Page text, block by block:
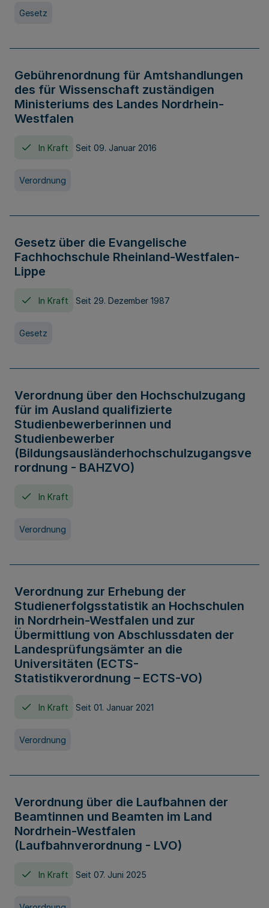
Gesetz
Gebührenordnung für Amtshandlungen
des für Wissenschaft zuständigen
Ministeriums des Landes Nordrhein-
Westfalen
In Kraft Seit 09. Januar 2016
Verordnung
Gesetz über die Evangelische
Fachhochschule Rheinland-Westfalen-
Lippe
In Kraft Seit 29. Dezember 1987
Gesetz
Verordnung über den Hochschulzugang
für im Ausland qualifizierte
Studienbewerberinnen und
Studienbewerber
(Bildungsausländerhochschulzugangsve
rordnung - BAHZVO)
In Kraft
Verordnung
Verordnung zur Erhebung der
Studienerfolgsstatistik an Hochschulen
in Nordrhein-Westfalen und zur
Übermittlung von Abschlussdaten der
Landesprüfungsämter an die
Universitäten (ECTS-
Statistikverordnung – ECTS-VO)
In Kraft Seit 01. Januar 2021
Verordnung
Verordnung über die Laufbahnen der
Beamtinnen und Beamten im Land
Nordrhein-Westfalen
(Laufbahnverordnung - LVO)
In Kraft Seit 07. Juni 2025